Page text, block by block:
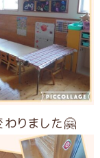
りました🤗